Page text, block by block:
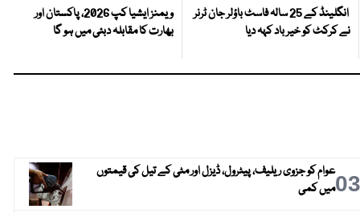
انگلینڈ کے 25 سالہ فاسٹ باؤلر جان ٹرنر
نے کرکٹ کو خیر باد کہہ دیا
ویمنز ایشیا کپ 2026، پاکستان اور
بھارت کا مقابلہ دبئی میں ہو گا
03عوام کو جزوی ریلیف، پیٹرول، ڈیزل اور مٹی کے تیل کی قیمتوں
میں کمی